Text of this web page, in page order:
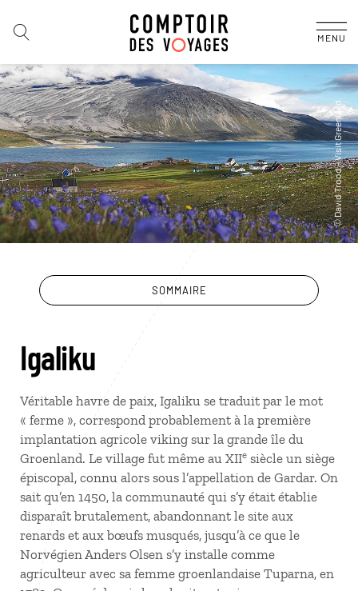
MENU
SOMMAIRE
Igaliku
Véritable havre de paix, Igaliku se traduit par le mot
« ferme », correspond probablement à la première
implantation agricole viking sur la grande île du
Groenland. Le village fut même au XIIe siècle un siège
épiscopal, connu alors sous l’appellation de Gardar. On
sait qu’en 1450, la communauté qui s’y était établie
disparaît brutalement, abandonnant le site aux
renards et aux bœufs musqués, jusqu’à ce que le
Norvégien Anders Olsen s’y installe comme
agriculteur avec sa femme groenlandaise Tuparna, en